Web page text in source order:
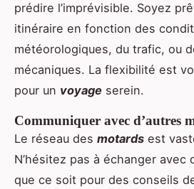
prédire l’imprévisible. Soyez
itinéraire en fonction des
météorologiques, du trafic, ou
mécaniques. La flexibilité est
pour un voyage serein.
Communiquer avec d’autres
Le réseau des motards est
N’hésitez pas à échanger avec
que ce soit pour des conseils